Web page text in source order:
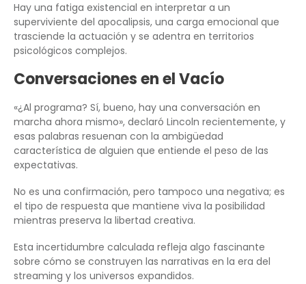
Hay una fatiga existencial en interpretar a un
superviviente del apocalipsis, una carga emocional que
trasciende la actuación y se adentra en territorios
psicológicos complejos.
Conversaciones en el Vacío
«¿Al programa? Sí, bueno, hay una conversación en
marcha ahora mismo», declaró Lincoln recientemente, y
esas palabras resuenan con la ambigüedad
característica de alguien que entiende el peso de las
expectativas.
No es una confirmación, pero tampoco una negativa; es
el tipo de respuesta que mantiene viva la posibilidad
mientras preserva la libertad creativa.
Esta incertidumbre calculada refleja algo fascinante
sobre cómo se construyen las narrativas en la era del
streaming y los universos expandidos.